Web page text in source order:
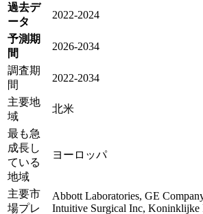
過去デ
ータ
2022-2024
予測期
間
2026-2034
調査期
間
2022-2034
主要地
域
北米
最も急
成長し
ている
地域
ヨーロッパ
主要市
場プレ
Abbott Laboratories, GE
Intuitive Surgical Inc, Koninklijke